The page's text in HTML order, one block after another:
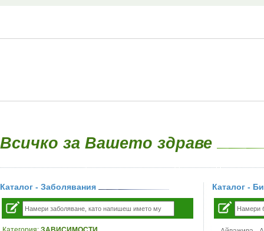
Всичко за Вашето здраве
Каталог - Заболявания Каталог -